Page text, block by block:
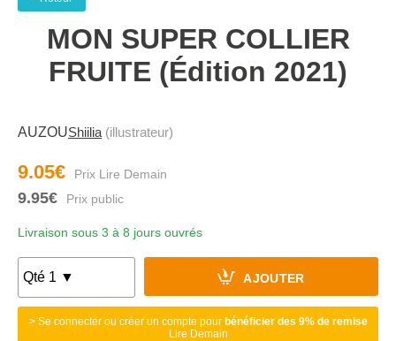
MON SUPER COLLIER
FRUITE (édition 2021)
AUZOUShiilia (illustrateur)
9.05€
9.95€
Livraison sous 3 à 8 jours ouvrés
AJOUTER
> Se connecter ou créer un compte pour bénéficier des 9% de remise
Lire Demain